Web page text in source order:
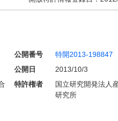
公開番号 特開2013-198847
公開日
2013/10/3
特許権者
国立研究開発法人
研究所